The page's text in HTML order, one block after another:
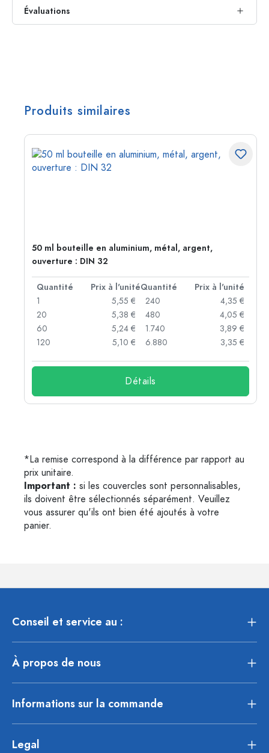
Évaluations
Produits similaires
50 ml bouteille en aluminium, métal, argent,
ouverture : DIN 32
Quantité Prix à l'unitéQuantité
Prix à l'unité
1
5,55 €
20
5,38 €
60
5,24 €
120
5,10 €
240
4,35 €
480
4,05 €
1.740
3,89 €
6.880
3,35 €
Détails
*La remise correspond à la différence par rapport au
prix unitaire.
Important : si les couvercles sont personnalisables,
ils doivent être sélectionnés séparément. Veuillez
vous assurer qu'ils ont bien été ajoutés à votre
panier.
Conseil et service au :
À propos de nous
Informations sur la commande
Legal